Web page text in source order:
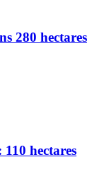
280 hectares
hectares